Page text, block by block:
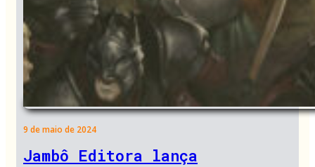
9 de maio de 2024
Jambô Editora lança